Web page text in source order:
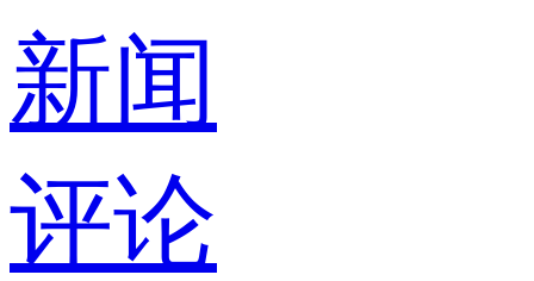
新闻
评论